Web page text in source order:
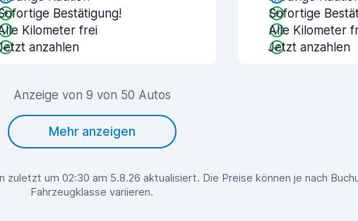
Bestätigung!
Kilometer frei
anzahlen
Sofortige
Alle Kilometer
Jetzt anzahlen
Anzeige von 9 von 50 Autos
Mehr anzeigen
um 02:30 am 5.8.26 aktualisiert. Die Preise können je nach
Fahrzeugklasse variieren.